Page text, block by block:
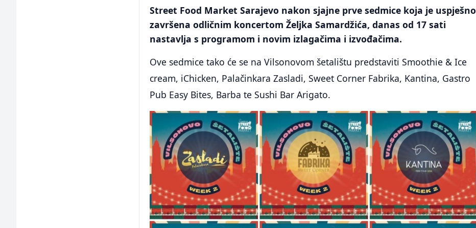
Street Food Market Sarajevo nakon sjajne prve sedmice koja je uspješno
završena odličnim koncertom Željka Samardžića, danas od 17 sati
nastavlja s programom i novim izlagačima i izvođačima.
Ove sedmice tako će se na Vilsonovom šetalištu predstaviti Smoothie & Ice
cream, iChicken, Palačinkara Zasladi, Sweet Corner Fabrika, Kantina, Gastro
Pub Easy Bites, Barba te Sushi Bar Arigato.